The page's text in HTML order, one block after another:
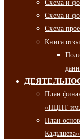
Схема и
Схема и
Схема
Книга
План
«НЦНТ
План